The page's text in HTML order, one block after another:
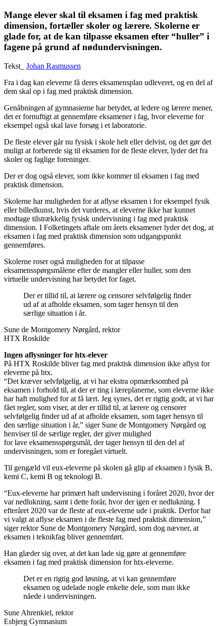
Mange elever skal til eksamen i fag med praktisk
dimension, fortæller skoler og lærere. Skolerne er
glade for, at de kan tilpasse eksamen efter “huller” i
fagene på grund af nødundervisningen.
Tekst_ Johan Rasmussen
Fra i dag kan eleverne få deres eksamensplan udleveret, og en del af
dem skal op i fag med praktisk dimension.
Genåbningen af gymnasierne har betydet, at ledere og lærere mener,
det er fornuftigt at gennemføre eksamener i fag, hvor eleverne for
eksempel også skal lave forsøg i et laboratorie.
De fleste elever går nu fysisk i skole helt eller delvist, og det gør det
muligt at forberede sig til eksamen for de fleste elever, lyder det fra
skoler og faglige foreninger.
Der er dog også elever, som ikke kommer til eksamen i fag med
praktisk dimension.
Skolerne har muligheden for at aflyse eksamen i for eksempel fysik
eller billedkunst, hvis det vurderes, at eleverne ikke har kunnet
modtage tilstrækkelig fysisk undervisning i fag med praktisk
dimension. I Folketingets aftale om årets eksamener lyder det dog, at
eksamen i fag med praktisk dimension som udgangspunkt
gennemføres.
Skolerne roser også muligheden for at tilpasse
eksamensspørgsmålene efter de mangler eller huller, som den
virtuelle undervisning har betydet for faget.
Der er tillid til, at lærere og censorer selvfølgelig finder
ud af at afholde eksamen, som tager hensyn til den
særlige situation i år.
Sune de Montgomery Nørgård, rektor
HTX Roskilde
Ingen aflysninger for htx-elever
På HTX Roskilde bliver fag med praktisk dimension ikke aflyst for
eleverne på htx.
“Det kræver selvfølgelig, at vi har ekstra opmærksomhed på
eksamen i forhold til, at der er ting i læreplanerne, som eleverne ikke
har haft mulighed for at få lært. Jeg synes, det er rigtig godt, at vi har
fået regler, som viser, at der er tillid til, at lærere og censorer
selvfølgelig finder ud af at afholde eksamen, som tager hensyn til
den særlige situation i år,” siger Sune de Montgomery Nørgård og
henviser til de særlige regler, der giver mulighed
for lave eksamensspørgsmål, der tager hensyn til den del af
undervisningen, som er foregået virtuelt.
Til gengæld vil eux-eleverne på skolen gå glip af eksamen i fysik B,
kemi C, kemi B og teknologi B.
“Eux-eleverne har primært haft undervisning i foråret 2020, hvor der
var nedlukning, samt i dette forår, hvor der igen er nedlukning. I
efteråret 2020 var de fleste af eux-eleverne ude i praktik. Derfor har
vi valgt at aflyse eksamen i de fleste fag med praktisk dimension,”
siger rektor Sune de Montgomery Nørgård, som dog nævner, at
eksamen i teknikfag bliver gennemført.
Han glæder sig over, at det kan lade sig gøre at gennemføre
eksamen i fag med praktisk dimension for htx-eleverne.
Det er en rigtig god løsning, at vi kan gennemføre
eksamen og udelade nogle enkelte dele, som man ikke
nåede i undervisningen.
Sune Ahrenkiel, rektor
Esbjerg Gymnasium